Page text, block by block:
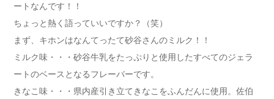
ートなんです！！
ちょっと熱く語っていいですか？（笑）
まず、キホンはなんてったて砂谷さんのミルク！！
ミルク味・・・砂谷牛乳をたっぷりと使用したすべてのジェラ
ートのベースとなるフレーバーです。
きなこ味・・・県内産引き立てきなこをふんだんに使用。佐伯